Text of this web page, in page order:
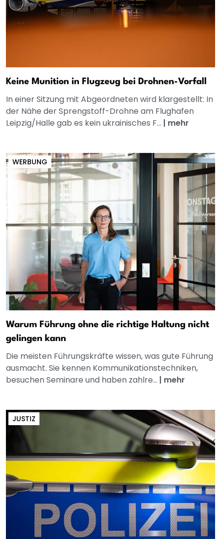
Keine Munition in Flugzeug bei Drohnen-Vorfall
In einer Sitzung mit Abgeordneten wird klargestellt: In
der Nähe der Sprengstoff-Drohne am Flughafen
Leipzig/Halle gab es kein ukrainisches F... | mehr
WERBUNG
Warum Führung ohne die richtige Haltung nicht
gelingen kann
Die meisten Führungskräfte wissen, was gute Führung
ausmacht. Sie kennen Kommunikationstechniken,
besuchen Seminare und haben zahlre... | mehr
JUSTIZ